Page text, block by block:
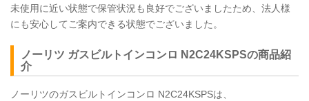
未使用に近い状態で保管状況も良好でございましたため、法人様
にも安心してご案内できる状態でございました。
ノーリツ ガスビルトインコンロ N2C24KSPSの商品紹
介
ノーリツのガスビルトインコンロ N2C24KSPSは、